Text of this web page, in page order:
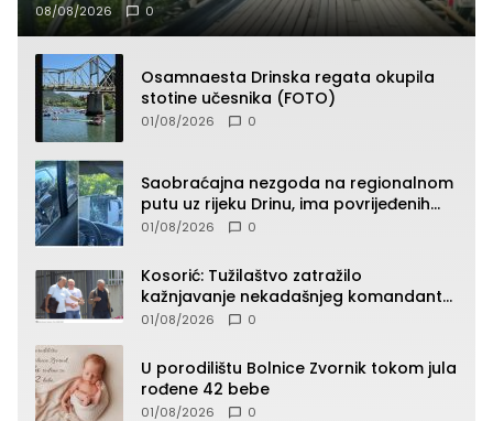
08/08/2026 0
Osamnaesta Drinska regata okupila
stotine učesnika (FOTO)
01/08/2026 0
Saobraćajna nezgoda na regionalnom
putu uz rijeku Drinu, ima povrijeđenih
lica (FOTO)
01/08/2026 0
Kosorić: Tužilaštvo zatražilo
kažnjavanje nekadašnjeg komandanta
Vlaseničke brigade
01/08/2026 0
U porodilištu Bolnice Zvornik tokom jula
rođene 42 bebe
01/08/2026 0